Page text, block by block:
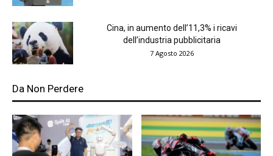
Cina, in aumento dell’11,3% i ricavi
dell’industria pubblicitaria
7 Agosto 2026
Da Non Perdere